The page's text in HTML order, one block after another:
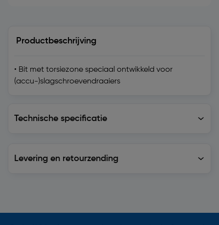
Productbeschrijving
• Bit met torsiezone speciaal ontwikkeld voor
(accu-)slagschroevendraaiers
Technische specificatie
Levering en retourzending